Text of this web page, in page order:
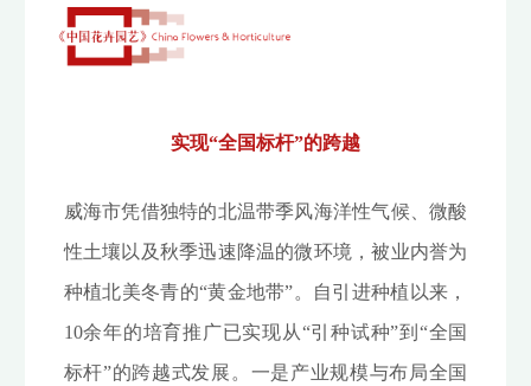
实现“全国标杆”的跨越
威海市凭借独特的北温带季风海洋性气候、微酸
性土壤以及秋季迅速降温的微环境，被业内誉为
种植北美冬青的“黄金地带”。自引进种植以来，
10余年的培育推广已实现从“引种试种”到“全国
标杆”的跨越式发展。一是产业规模与布局全国